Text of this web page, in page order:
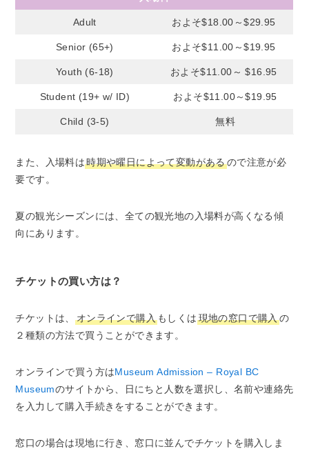
Adult およそ$18.00～$29.95
Senior (65+) およそ$11.00～$19.95
Youth (6-18) およそ$11.00～ $16.95
Student (19+ w/ ID) およそ$11.00～$19.95
Child (3-5) 無料
また、入場料は時期や曜日によって変動があるので注意が必
要です。
夏の観光シーズンには、全ての観光地の入場料が高くなる傾
向にあります。
チケットの買い方は？
チケットは、 オンラインで購入 もしくは 現地の窓口で購入の
２種類の方法で買うことができます。
オンラインで買う方はMuseum Admission – Royal BC
Museumのサイトから、日にちと人数を選択し、名前や連絡先
を入力して購入手続きをすることができます。
窓口の場合は現地に行き、窓口に並んでチケットを購入しま